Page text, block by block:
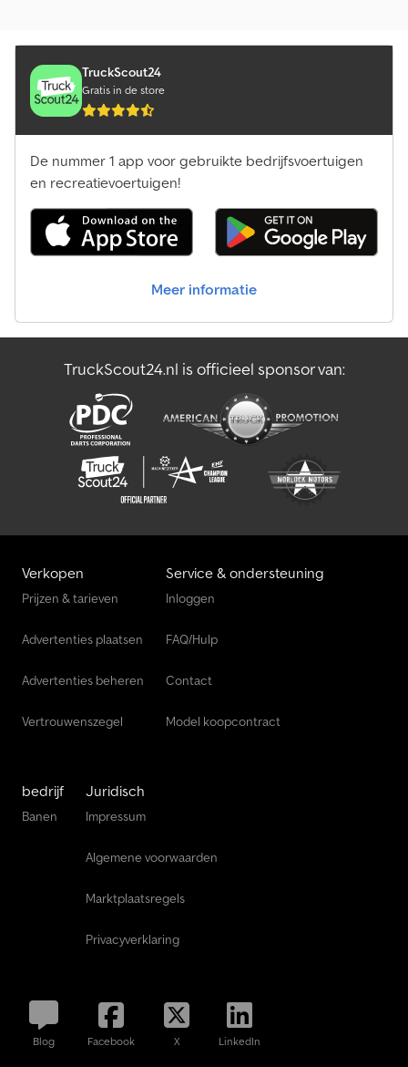
TruckScout24
Gratis in de store
De nummer 1 app voor gebruikte bedrijfsvoertuigen
en recreatievoertuigen!
Meer informatie
TruckScout24.nl is officieel sponsor van:
Verkopen
Prijzen & tarieven
Advertenties plaatsen
Advertenties beheren
Vertrouwenszegel
Service & ondersteuning
Inloggen
FAQ/Hulp
Contact
Model koopcontract
bedrijf
Banen
Juridisch
Impressum
Algemene voorwaarden
Marktplaatsregels
Privacyverklaring
Blog Facebook X LinkedIn